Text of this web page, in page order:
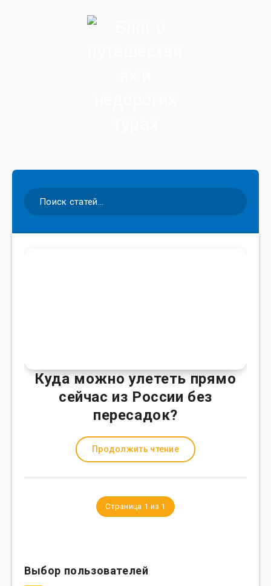
Куда можно улететь прямо
сейчас из России без
пересадок?
Продолжить чтение
Страница 1 из 1
Выбор пользователей